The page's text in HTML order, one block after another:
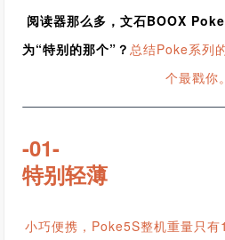
阅读器那么多，文石BOOX
为“特别的那个”？总结Poke系列
个最戳你。
-01-
特别轻薄
小巧便携，Poke5S整机重量只